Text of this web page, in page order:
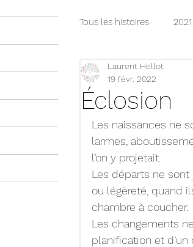
Tous les histoires 2021
2025 2026
Éclosion
Laurent Hellot
19 févr. 2022
Les naissances ne
larmes,
l’on y projetait.
Les départs ne sont
ou légèreté, quand
chambre à coucher.
Les changements
planification et